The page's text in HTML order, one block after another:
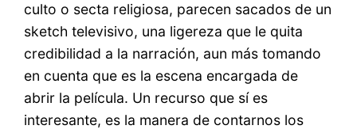
culto o secta religiosa, parecen sacados de un
sketch televisivo, una ligereza que le quita
credibilidad a la narración, aun más tomando
en cuenta que es la escena encargada de
abrir la película. Un recurso que sí es
interesante, es la manera de contarnos los